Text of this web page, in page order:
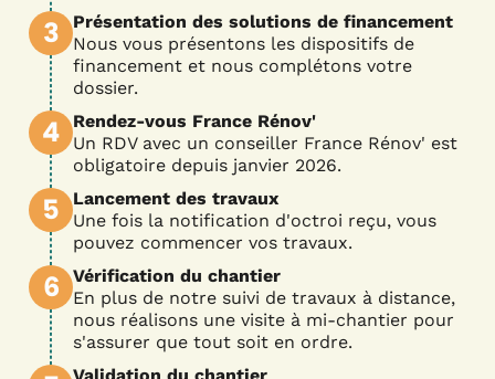
3
Présentation des solutions de financement
Nous vous présentons les dispositifs de
financement et nous complétons votre
dossier.
4
Rendez-vous France Rénov'
Un RDV avec un conseiller France Rénov' est
obligatoire depuis janvier 2026.
5
Lancement des travaux
Une fois la notification d'octroi reçu, vous
pouvez commencer vos travaux.
6
Vérification du chantier
En plus de notre suivi de travaux à distance,
nous réalisons une visite à mi-chantier pour
s'assurer que tout soit en ordre.